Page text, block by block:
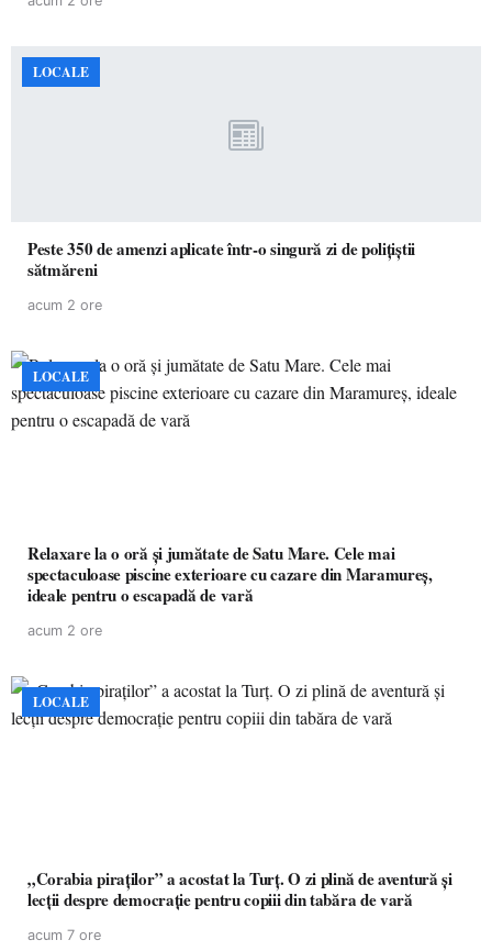
LOCALE
Peste 350 de amenzi aplicate într-o singură zi de polițiștii
sătmăreni
acum 2 ore
LOCALE
Relaxare la o oră și jumătate de Satu Mare. Cele mai
spectaculoase piscine exterioare cu cazare din Maramureș,
ideale pentru o escapadă de vară
acum 2 ore
LOCALE
„Corabia piraților” a acostat la Turț. O zi plină de aventură și
lecții despre democrație pentru copiii din tabăra de vară
acum 7 ore